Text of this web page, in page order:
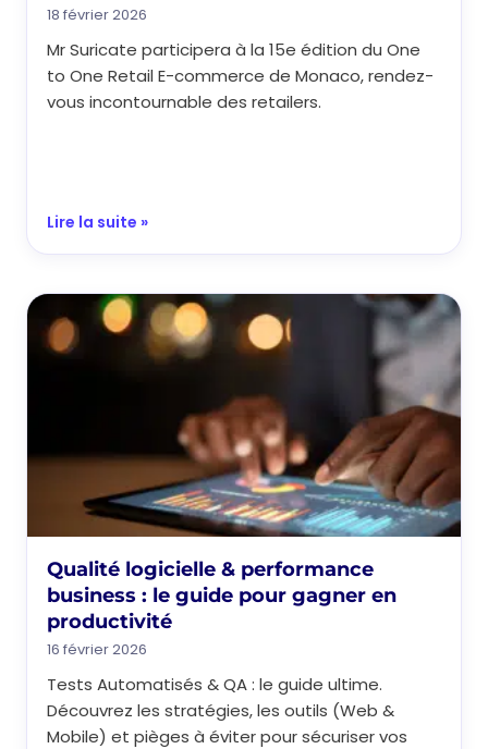
18 février 2026
Mr Suricate participera à la 15e édition du One
to One Retail E-commerce de Monaco, rendez-
vous incontournable des retailers.
Lire la suite »
Qualité logicielle & performance
business : le guide pour gagner en
productivité
16 février 2026
Tests Automatisés & QA : le guide ultime.
Découvrez les stratégies, les outils (Web &
Mobile) et pièges à éviter pour sécuriser vos